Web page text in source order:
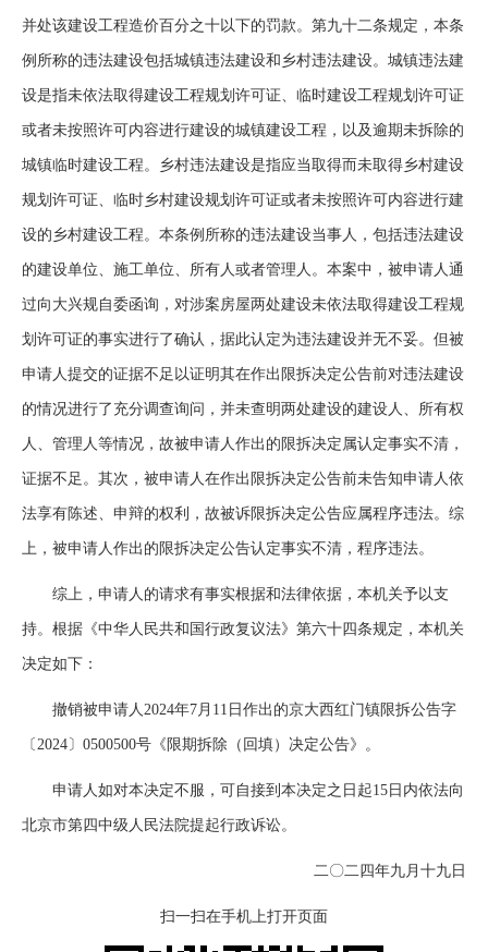
并处该建设工程造价百分之十以下的罚款。第九十二条规定，本条
例所称的违法建设包括城镇违法建设和乡村违法建设。城镇违法建
设是指未依法取得建设工程规划许可证、临时建设工程规划许可证
或者未按照许可内容进行建设的城镇建设工程，以及逾期未拆除的
城镇临时建设工程。乡村违法建设是指应当取得而未取得乡村建设
规划许可证、临时乡村建设规划许可证或者未按照许可内容进行建
设的乡村建设工程。本条例所称的违法建设当事人，包括违法建设
的建设单位、施工单位、所有人或者管理人。本案中，被申请人通
过向大兴规自委函询，对涉案房屋两处建设未依法取得建设工程规
划许可证的事实进行了确认，据此认定为违法建设并无不妥。但被
申请人提交的证据不足以证明其在作出限拆决定公告前对违法建设
的情况进行了充分调查询问，并未查明两处建设的建设人、所有权
人、管理人等情况，故被申请人作出的限拆决定属认定事实不清，
证据不足。其次，被申请人在作出限拆决定公告前未告知申请人依
法享有陈述、申辩的权利，故被诉限拆决定公告应属程序违法。综
上，被申请人作出的限拆决定公告认定事实不清，程序违法。
综上，申请人的请求有事实根据和法律依据，本机关予以支
持。根据《中华人民共和国行政复议法》第六十四条规定，本机关
决定如下：
撤销被申请人2024年7月11日作出的京大西红门镇限拆公告字
〔2024〕0500500号《限期拆除（回填）决定公告》。
申请人如对本决定不服，可自接到本决定之日起15日内依法向
北京市第四中级人民法院提起行政诉讼。
二〇二四年九月十九日
扫一扫在手机上打开页面